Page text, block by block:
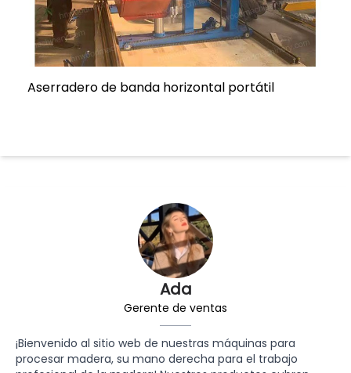
Ada
Gerente de ventas
¡Bienvenido al sitio web de nuestras máquinas para
procesar madera, su mano derecha para el trabajo
Aserradero de banda horizontal portátil